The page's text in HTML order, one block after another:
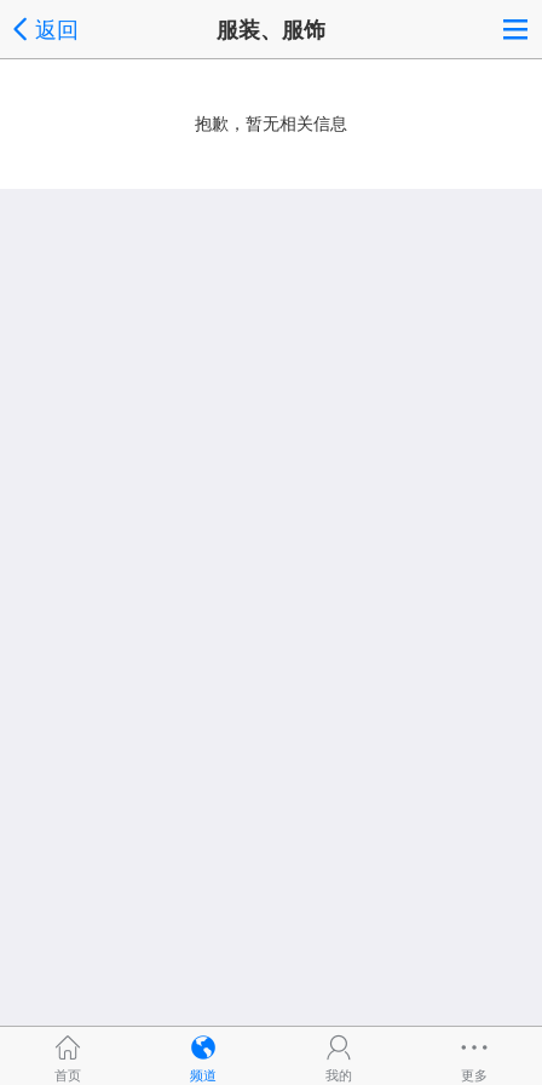
返回 服装、服饰
抱歉，暂无相关信息
首页 频道 我的 更多